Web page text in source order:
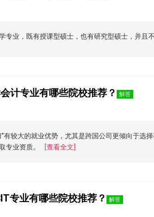
专业，既有授课型硕士，也有研究型硕士，并且
计专业有哪些院校推荐？ 解答
”有较大的就业优势，尤其是跨国公司更倾向于选
专业资质。
[查看全文]
专业有哪些院校推荐？ 解答